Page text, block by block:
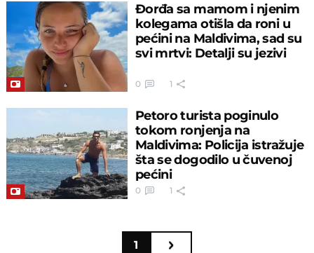
Đorđa sa mamom i njenim
kolegama otišla da roni u
pećini na Maldivima, sad su
svi mrtvi: Detalji su jezivi
0 1
Petoro turista poginulo
tokom ronjenja na
Maldivima: Policija istražuje
šta se dogodilo u čuvenoj
pećini
0 1
1